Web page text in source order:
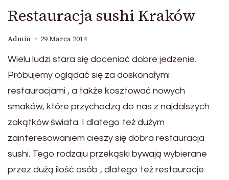
Restauracja sushi Kraków
Admin 29 Marca 2014
Wielu ludzi stara się doceniać dobre jedzenie.
Próbujemy oglądać się za doskonałymi
restauracjami , a także kosztować nowych
smaków, które przychodzą do nas z najdalszych
zakątków świata. I dlatego też dużym
zainteresowaniem cieszy się dobra restauracja
sushi. Tego rodzaju przekąski bywają wybierane
przez dużą ilość osób , dlatego też restauracje